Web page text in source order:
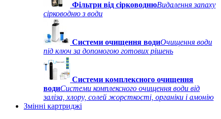
Фільтри від сірководнюВидалення запаху
сірководню з води
Системи очищення водиОчищення води
під ключ за допомогою готових рішень
Системи комплексного очищення
водиСистеми комплексного очищення води від
заліза, хлору, солей жорсткості, органіки і амонію
Змінні картриджі